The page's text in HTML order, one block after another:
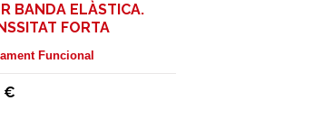
BANDA ELÀSTICA.
FORTA
Funcional
€